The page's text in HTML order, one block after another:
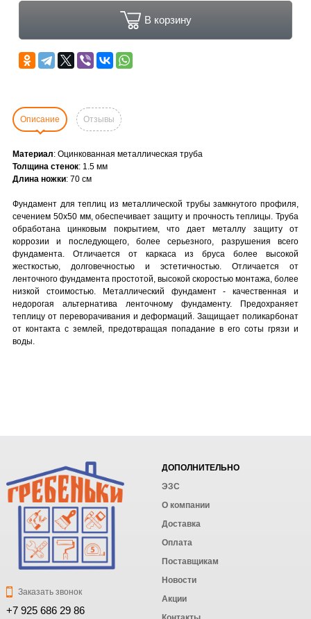
В корзину
Описание Отзывы
Материал: Оцинкованная металлическая труба
Толщина стенок: 1.5 мм
Длина ножки: 70 см
Фундамент для теплиц из металлической трубы замкнутого профиля,
сечением 50x50 мм, обеспечивает защиту и прочность теплицы. Труба
обработана цинковым покрытием, что дает металлу защиту от
коррозии и последующего, более серьезного, разрушения всего
фундамента. Отличается от каркаса из бруса более высокой
жесткостью, долговечностью и эстетичностью. Отличается от
ленточного фундамента простотой, высокой скоростью монтажа, более
низкой стоимостью. Металлический фундамент - качественная и
недорогая альтернатива ленточному фундаменту. Предохраняет
теплицу от переворачивания и деформаций. Защищает поликарбонат
от контакта с землей, предотвращая попадание в его соты грязи и
воды.
Заказать звонок
+7 925 686 29 86
ДОПОЛНИТЕЛЬНО
ЭЗС
О компании
Доставка
Оплата
Поставщикам
Новости
Акции